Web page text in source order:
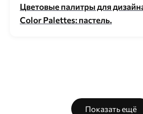
Цветовые палитры для
Color Palettes: пастель.
Показать ещё